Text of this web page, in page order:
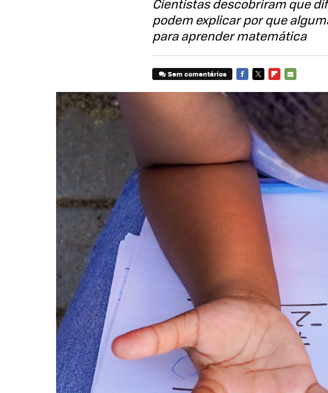
Cientistas descobriram que
podem explicar por que
para aprender matemática
Sem comentários
MAIL